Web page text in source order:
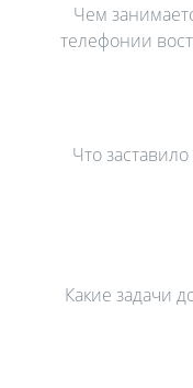
Чем
телефонии
Что
Какие задачи